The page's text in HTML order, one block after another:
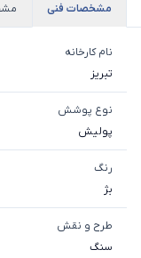
مشخصات فنی
نام کارخانه
تبریز
نوع پوشش
پولیش
رنگ
بژ
طرح و نقش
سنگ